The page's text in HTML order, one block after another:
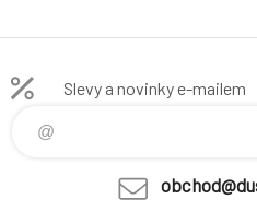
Slevy a novinky e-mailem